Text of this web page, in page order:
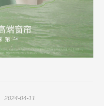
2024-04-11